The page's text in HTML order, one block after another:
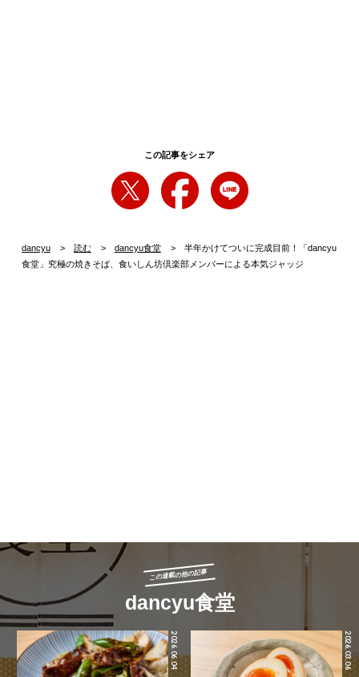
この記事をシェア
dancyu 読む dancyu食堂
半年かけてついに完成目前！「dancyu
食堂」究極の焼きそば、食いしん坊倶楽部メンバーによる本気ジャッジ
この連載の他の記事
dancyu食堂
2026.06.04 2026.03.06